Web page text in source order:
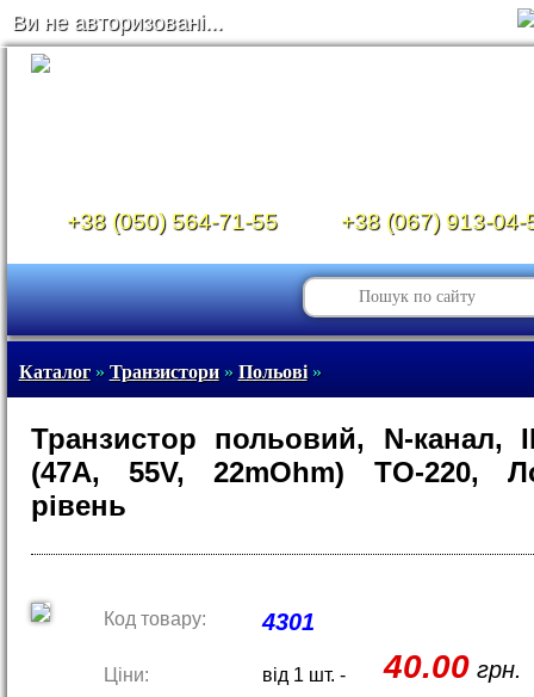
Ви не авторизовані...
+38 (050) 564-71-55 +38 (067) 913-04-
Каталог» Транзистори» Польові»
Транзистор польовий, N-канал,
(47A, 55V, 22mOhm) TO-220,
рівень
Код товару: 4301
Ціни: від 1 шт. - 40.00грн.